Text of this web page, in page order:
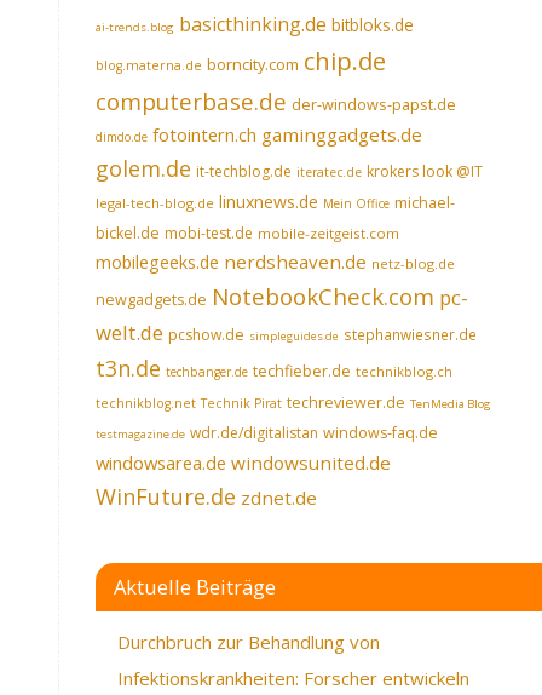
ai-trends.blog basicthinking.de bitbloks.de
blog.materna.de borncity.com chip.de
computerbase.de der-windows-papst.de
dimdo.de fotointern.ch gaminggadgets.de
golem.de it-techblog.de iteratec.de krokers look @IT
legal-tech-blog.de linuxnews.de Mein Office michael-
bickel.de mobi-test.de mobile-zeitgeist.com
mobilegeeks.de nerdsheaven.de netz-blog.de
newgadgets.de NotebookCheck.com pc-
welt.de pcshow.de simpleguides.de stephanwiesner.de
t3n.de techbanger.de techfieber.de technikblog.ch
technikblog.net Technik Pirat techreviewer.de TenMedia Blog
testmagazine.de wdr.de/digitalistan windows-faq.de
windowsarea.de windowsunited.de
WinFuture.de zdnet.de
Aktuelle Beiträge
Durchbruch zur Behandlung von
Infektionskrankheiten: Forscher entwickeln